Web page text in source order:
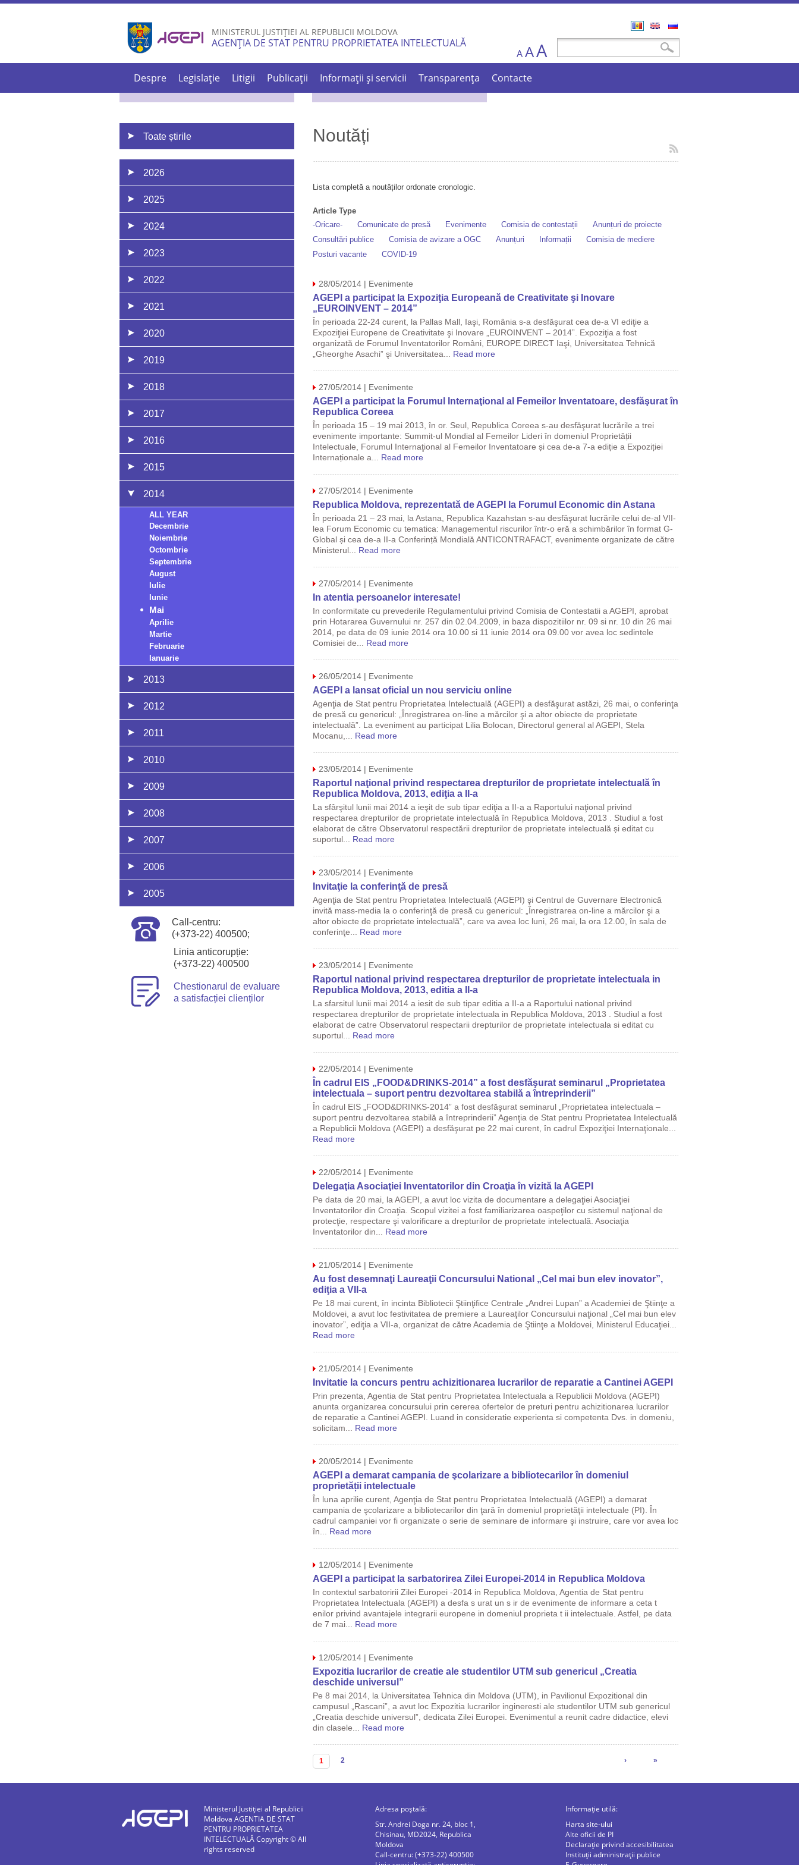
Skip to
content
MINISTERUL JUSTIȚIEI AL REPUBLICII MOLDOVA
AGENȚIA DE STAT PENTRU PROPRIETATEA INTELECTUALĂ Căutare
A AA
Despre Legislație Litigii Publicații Informații și servicii Transparența Contacte
Toate știrile
2026
2025
2024
2023
2022
2021
2020
2019
2018
2017
2016
2015
2014
ALL YEAR
Decembrie
Noiembrie
Octombrie
Septembrie
August
Iulie
Iunie
Mai
Aprilie
Martie
Februarie
Ianuarie
2013
2012
2011
2010
2009
2008
2007
2006
2005
Call-centru:
(+373-22) 400500;
Linia anticorupție:
(+373-22) 400500
Chestionarul de evaluare
a satisfacției clienților
Noutăți
Lista completă a noutăților ordonate cronologic.
Article Type
-Oricare-
Comunicate de presă Evenimente Comisia de contestații
Anunțuri de proiecte
Consultări publice
Comisia de avizare a OGC Anunțuri Informații
Comisia de mediere
Posturi vacante
COVID-19
28/05/2014 | Evenimente
AGEPI a participat la Expoziţia Europeană de Creativitate şi Inovare
„EUROINVENT – 2014”
În perioada 22-24 curent, la Pallas Mall, Iaşi, România s-a desfăşurat cea de-a VI ediţie a
Expoziţiei Europene de Creativitate şi Inovare „EUROINVENT – 2014”. Expoziţia a fost
organizată de Forumul Inventatorilor Români, EUROPE DIRECT Iaşi, Universitatea Tehnică
„Gheorghe Asachi” şi Universitatea... Read more
27/05/2014 | Evenimente
AGEPI a participat la Forumul Internaţional al Femeilor Inventatoare, desfăşurat în
Republica Coreea
În perioada 15 – 19 mai 2013, în or. Seul, Republica Coreea s-au desfăşurat lucrările a trei
evenimente importante: Summit-ul Mondial al Femeilor Lideri în domeniul Proprietății
Intelectuale, Forumul Internaţional al Femeilor Inventatoare și cea de-a 7-a ediție a Expoziției
Internaționale a... Read more
27/05/2014 | Evenimente
Republica Moldova, reprezentată de AGEPI la Forumul Economic din Astana
În perioada 21 – 23 mai, la Astana, Republica Kazahstan s-au desfăşurat lucrările celui de-al VII-
lea Forum Economic cu tematica: Managementul riscurilor într-o eră a schimbărilor în format G-
Global și cea de-a II-a Conferință Mondială ANTICONTRAFACT, evenimente organizate de către
Ministerul... Read more
27/05/2014 | Evenimente
In atentia persoanelor interesate!
In conformitate cu prevederile Regulamentului privind Comisia de Contestatii a AGEPI, aprobat
prin Hotararea Guvernului nr. 257 din 02.04.2009, in baza dispozitiilor nr. 09 si nr. 10 din 26 mai
2014, pe data de 09 iunie 2014 ora 10.00 si 11 iunie 2014 ora 09.00 vor avea loc sedintele
Comisiei de... Read more
26/05/2014 | Evenimente
AGEPI a lansat oficial un nou serviciu online
Agenţia de Stat pentru Proprietatea Intelectuală (AGEPI) a desfăşurat astăzi, 26 mai, o conferinţa
de presă cu genericul: „Înregistrarea on-line a mărcilor şi a altor obiecte de proprietate
intelectuală”. La eveniment au participat Lilia Bolocan, Directorul general al AGEPI, Stela
Mocanu,... Read more
23/05/2014 | Evenimente
Raportul naţional privind respectarea drepturilor de proprietate intelectuală în
Republica Moldova, 2013, ediţia a II-a
La sfârşitul lunii mai 2014 a ieşit de sub tipar ediţia a II-a a Raportului naţional privind
respectarea drepturilor de proprietate intelectuală în Republica Moldova, 2013 . Studiul a fost
elaborat de către Observatorul respectării drepturilor de proprietate intelectuală și editat cu
suportul... Read more
23/05/2014 | Evenimente
Invitaţie la conferinţă de presă
Agenţia de Stat pentru Proprietatea Intelectuală (AGEPI) şi Centrul de Guvernare Electronică
invită mass-media la o conferinţă de presă cu genericul: „Înregistrarea on-line a mărcilor şi a
altor obiecte de proprietate intelectuală”, care va avea loc luni, 26 mai, la ora 12.00, în sala de
conferinţe... Read more
23/05/2014 | Evenimente
Raportul national privind respectarea drepturilor de proprietate intelectuala in
Republica Moldova, 2013, editia a II-a
La sfarsitul lunii mai 2014 a iesit de sub tipar editia a II-a a Raportului national privind
respectarea drepturilor de proprietate intelectuala in Republica Moldova, 2013 . Studiul a fost
elaborat de catre Observatorul respectarii drepturilor de proprietate intelectuala si editat cu
suportul... Read more
22/05/2014 | Evenimente
În cadrul EIS „FOOD&DRINKS-2014” a fost desfăşurat seminarul „Proprietatea
intelectuala – suport pentru dezvoltarea stabilă a întreprinderii”
În cadrul EIS „FOOD&DRINKS-2014” a fost desfăşurat seminarul „Proprietatea intelectuala –
suport pentru dezvoltarea stabilă a întreprinderii” Agenţia de Stat pentru Proprietatea Intelectuală
a Republicii Moldova (AGEPI) a desfăşurat pe 22 mai curent, în cadrul Expoziţiei Internaţionale...
Read more
22/05/2014 | Evenimente
Delegaţia Asociaţiei Inventatorilor din Croaţia în vizită la AGEPI
Pe data de 20 mai, la AGEPI, a avut loc vizita de documentare a delegaţiei Asociaţiei
Inventatorilor din Croaţia. Scopul vizitei a fost familiarizarea oaspeţilor cu sistemul naţional de
protecţie, respectare şi valorificare a drepturilor de proprietate intelectuală. Asociaţia
Inventatorilor din... Read more
21/05/2014 | Evenimente
Au fost desemnaţi Laureaţii Concursului National „Cel mai bun elev inovator”,
ediţia a VII-a
Pe 18 mai curent, în incinta Bibliotecii Ştiinţifice Centrale „Andrei Lupan” a Academiei de Ştiinţe a
Moldovei, a avut loc festivitatea de premiere a Laureaţilor Concursului naţional „Cel mai bun elev
inovator”, ediţia a VII-a, organizat de către Academia de Ştiinţe a Moldovei, Ministerul Educaţiei...
Read more
21/05/2014 | Evenimente
Invitatie la concurs pentru achizitionarea lucrarilor de reparatie а Cantinei AGEPI
Prin prezenta, Agentia de Stat pentru Proprietatea Intelectuala a Republicii Moldova (AGEPI)
anunta organizarea concursului prin cererea ofertelor de preturi pentru achizitionarea lucrarilor
de reparatie а Cantinei AGEPI. Luand in consideratie experienta si competenta Dvs. in domeniu,
solicitam... Read more
20/05/2014 | Evenimente
AGEPI a demarat campania de şcolarizare a bibliotecarilor în domeniul
proprietății intelectuale
În luna aprilie curent, Agenţia de Stat pentru Proprietatea Intelectuală (AGEPI) a demarat
campania de şcolarizare a bibliotecarilor din ţară în domeniul proprietăţii intelectuale (PI). În
cadrul campaniei vor fi organizate o serie de seminare de informare şi instruire, care vor avea loc
în... Read more
12/05/2014 | Evenimente
AGEPI a participat la sarbatorirea Zilei Europei-2014 in Republica Moldova
In contextul sarbatoririi Zilei Europei -2014 in Republica Moldova, Agentia de Stat pentru
Proprietatea Intelectuala (AGEPI) a desfa s urat un s ir de evenimente de informare a ceta t
enilor privind avantajele integrarii europene in domeniul proprieta t ii intelectuale. Astfel, pe data
de 7 mai... Read more
12/05/2014 | Evenimente
Expozitia lucrarilor de creatie ale studentilor UTM sub genericul „Creatia
deschide universul”
Pe 8 mai 2014, la Universitatea Tehnica din Moldova (UTM), in Pavilionul Expozitional din
campusul „Rascani”, a avut loc Expozitia lucrarilor ingineresti ale studentilor UTM sub genericul
„Creatia deschide universul”, dedicata Zilei Europei. Evenimentul a reunit cadre didactice, elevi
din clasele... Read more
1 2 › »
Ministerul Justiției al Republicii
Moldova AGENTIA DE STAT
PENTRU PROPRIETATEA
INTELECTUALĂ Copyright © All
rights reserved
Adresa poștală:
Str. Andrei Doga nr. 24, bloc 1,
Chisinau, MD2024, Republica
Moldova
Call-centru: (+373-22) 400500
Informație utilă:
Harta site-ului
Alte oficii de PI
Declarație privind accesibilitatea
Instituții administrații publice